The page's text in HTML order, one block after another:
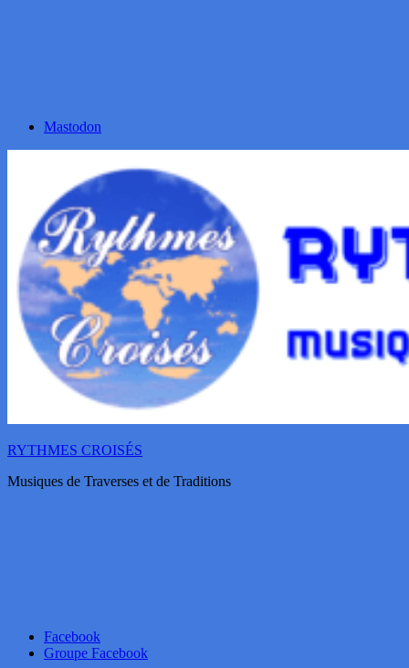
Mastodon
RYTHMES CROISÉS
Musiques de Traverses et de Traditions
Facebook
Groupe Facebook